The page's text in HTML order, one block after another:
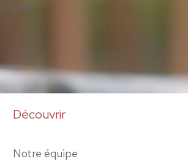
Découvrir
Notre équipe